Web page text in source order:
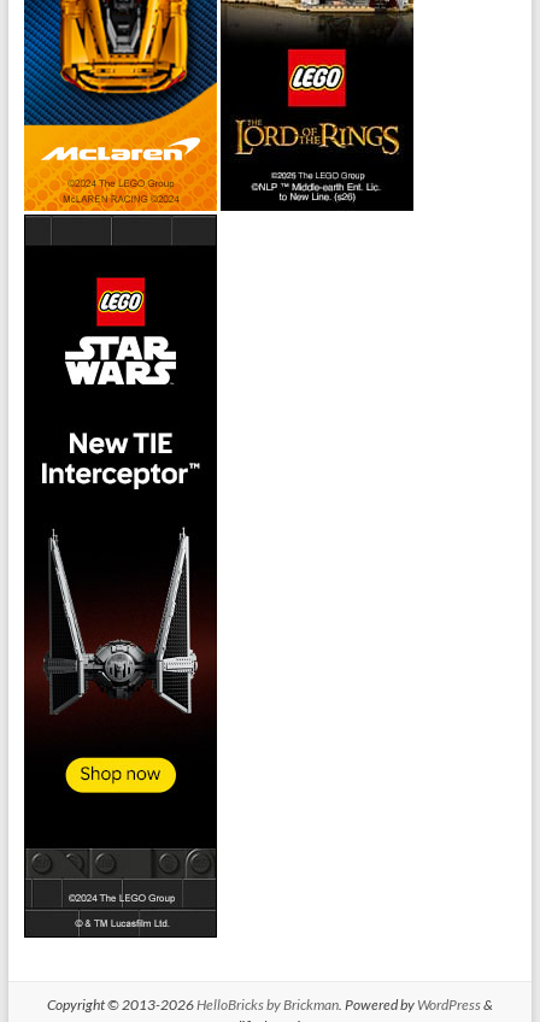
Copyright © 2013-2026HelloBricks by Brickman. Powered by WordPress&